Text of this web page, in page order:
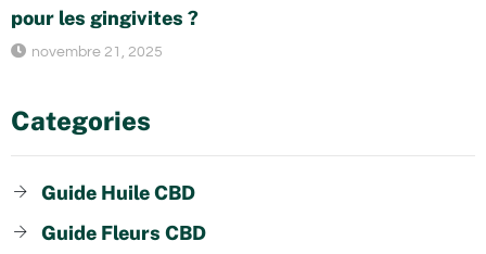
pour les gingivites ?
novembre 21, 2025
Categories
Guide Huile CBD
Guide Fleurs CBD